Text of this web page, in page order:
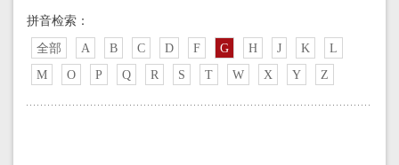
拼音检索：
全部 A B C D F G H J K
L
M
O P Q R S T W X Y Z